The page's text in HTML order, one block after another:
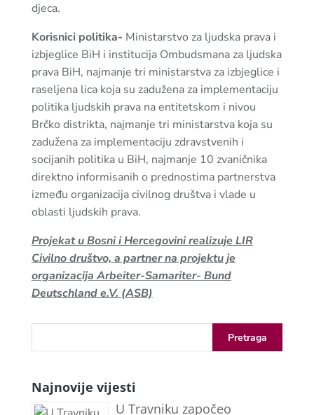
djeca.
Korisnici politika- Ministarstvo za ljudska prava i
izbjeglice BiH i institucija Ombudsmana za ljudska
prava BiH, najmanje tri ministarstva za izbjeglice i
raseljena lica koja su zadužena za implementaciju
politika ljudskih prava na entitetskom i nivou
Brčko distrikta, najmanje tri ministarstva koja su
zadužena za implementaciju zdravstvenih i
socijanih politika u BiH, najmanje 10 zvaničnika
direktno informisanih o prednostima partnerstva
između organizacija civilnog društva i vlade u
oblasti ljudskih prava.
Projekat u Bosni i Hercegovini realizuje LIR
Civilno društvo, a partner na projektu je
organizacija Arbeiter-Samariter- Bund
Deutschland e.V. (ASB)
Najnovije vijesti
U Travniku započeo